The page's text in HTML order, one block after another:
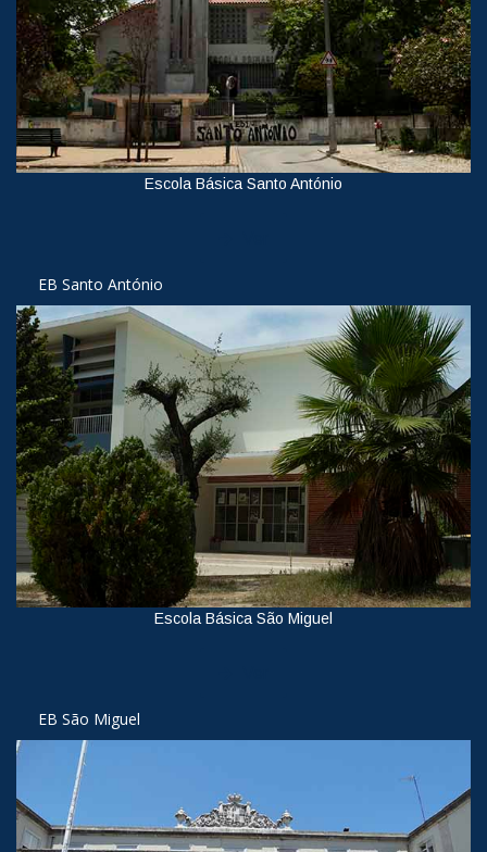
Escola Básica Santo António
EB Santo António
Escola Básica São Miguel
EB São Miguel